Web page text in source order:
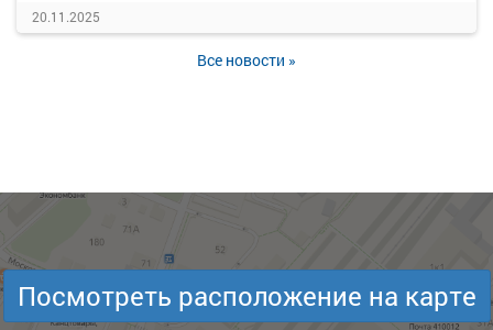
20.11.2025
Все новости »
Посмотреть расположение на карте